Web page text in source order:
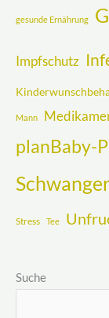
gesunde Ernährung
Impfschutz
Mann
planBaby-
Stress Tee
Suche